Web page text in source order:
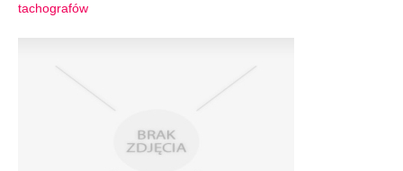
tachografów